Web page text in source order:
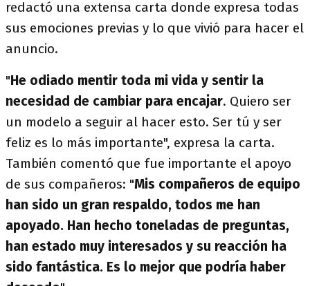
redactó una extensa carta donde expresa todas
sus emociones previas y lo que vivió para hacer el
anuncio.
"He odiado mentir toda mi vida y sentir la
necesidad de cambiar para encajar. Quiero ser
un modelo a seguir al hacer esto. Ser tú y ser
feliz es lo más importante", expresa la carta.
También comentó que fue importante el apoyo
de sus compañeros: "Mis compañeros de equipo
han sido un gran respaldo, todos me han
apoyado. Han hecho toneladas de preguntas,
han estado muy interesados y su reacción ha
sido fantástica. Es lo mejor que podría haber